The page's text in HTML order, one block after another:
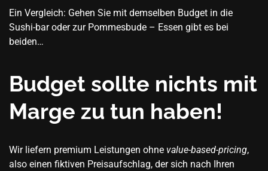
Ein Vergleich: Gehen Sie mit demselben Budget in die
Sushi-bar oder zur Pommesbude – Essen gibt es bei
beiden…
Budget sollte nichts mit
Marge zu tun haben!
Wir liefern premium Leistungen ohne value-based-pricing,
also einen fiktiven Preisaufschlag, der sich nach Ihren